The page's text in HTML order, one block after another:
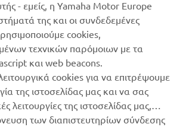
χωρίς τη ρητή γραπτή συγκατάθεση
Europe N.V. ή/και της Yamaha Motor
με ασφάλεια και να τηρείτε τους
- εμείς, η Yamaha Motor Europe
της και οι συνδεδεμένες
cookies,
τεχνικών παρόμοιων με τα
και web beacons.
cookies για να επιτρέψουμε
της ιστοσελίδας μας και να σας
λειτουργίες της ιστοσελίδας μας,
των διαπιστευτηρίων σύνδεσης